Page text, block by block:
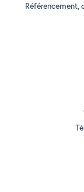
Référencement,